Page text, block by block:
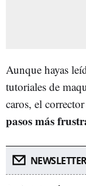
Aunque hayas
tutoriales de
caros, el
pasos más